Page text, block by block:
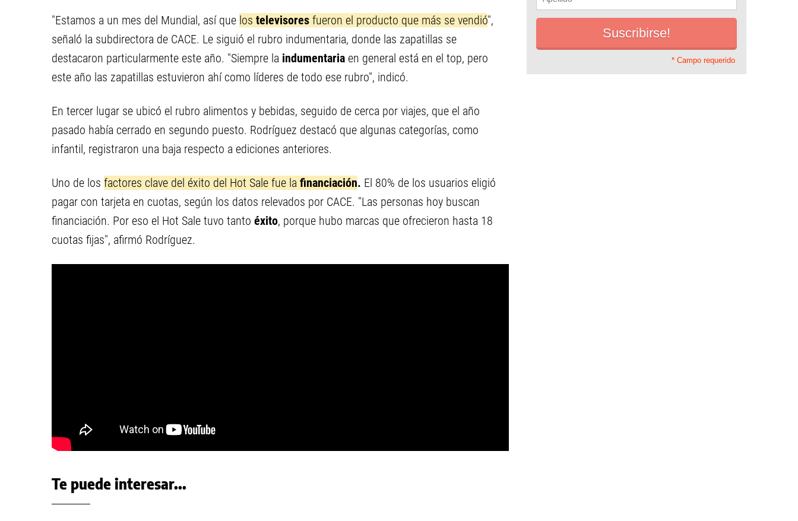
"Estamos a un mes del Mundial, así que los televisores fueron el producto que más se vendió",
señaló la subdirectora de CACE. Le siguió el rubro indumentaria, donde las zapatillas se
destacaron particularmente este año. "Siempre la indumentaria en general está en el top, pero
este año las zapatillas estuvieron ahí como líderes de todo ese rubro", indicó.
En tercer lugar se ubicó el rubro alimentos y bebidas, seguido de cerca por viajes, que el año
pasado había cerrado en segundo puesto. Rodríguez destacó que algunas categorías, como
infantil, registraron una baja respecto a ediciones anteriores.
Uno de los factores clave del éxito del Hot Sale fue la financiación. El 80% de los usuarios eligió
pagar con tarjeta en cuotas, según los datos relevados por CACE. "Las personas hoy buscan
financiación. Por eso el Hot Sale tuvo tanto éxito, porque hubo marcas que ofrecieron hasta 18
cuotas fijas", afirmó Rodríguez.
Te puede interesar...
* Campo requerido